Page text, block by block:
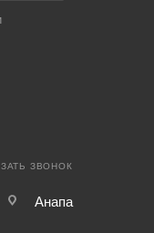
ЗВОНОК
Анапа